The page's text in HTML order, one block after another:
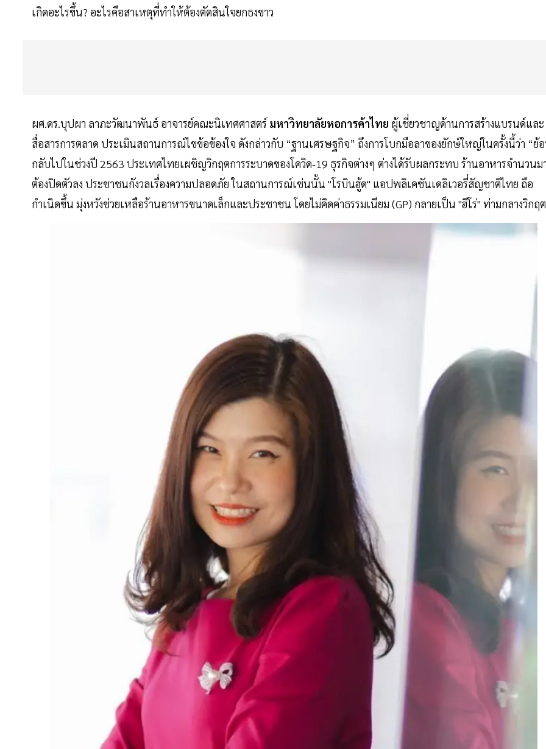
เกิดอะไรขึ้น? อะไรคือสาเหตุที่ทำให้ต้องตัดสินใจยกธงขาว
ผศ.ดร.บุปผา ลาภะวัฒนาพันธ์ อาจารย์คณะนิเทศศาสตร์ มหาวิทยาลัยหอการค้าไทย ผู้เชี่ยวชาญด้านการสร้างแบรนด์และ
สื่อสารการตลาด ประเมินสถานการณ์ไขข้อข้องใจ ดังกล่าวกับ “ฐานเศรษฐกิจ” ถึงการโบกมือลาของยักษ์ใหญ่ในครั้งนี้ว่า “ย้
กลับไปในช่วงปี 2563 ประเทศไทยเผชิญวิกฤตการระบาดของโควิด-19 ธุรกิจต่างๆ ต่างได้รับผลกระทบ ร้านอาหารจำนวนม
ต้องปิดตัวลง ประชาชนกังวลเรื่องความปลอดภัย ในสถานการณ์เช่นนั้น "โรบินฮู้ด" แอปพลิเคชันเดลิเวอรี่สัญชาติไทย ถือ
กำเนิดขึ้น มุ่งหวังช่วยเหลือร้านอาหารขนาดเล็กและประชาชน โดยไม่คิดค่าธรรมเนียม (GP) กลายเป็น "ฮีโร่" ท่ามกลางวิกฤ